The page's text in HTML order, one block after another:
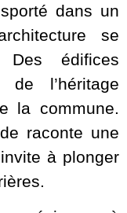
dans un
se
Des édifices
de l’héritage
la commune.
raconte une
à plonger